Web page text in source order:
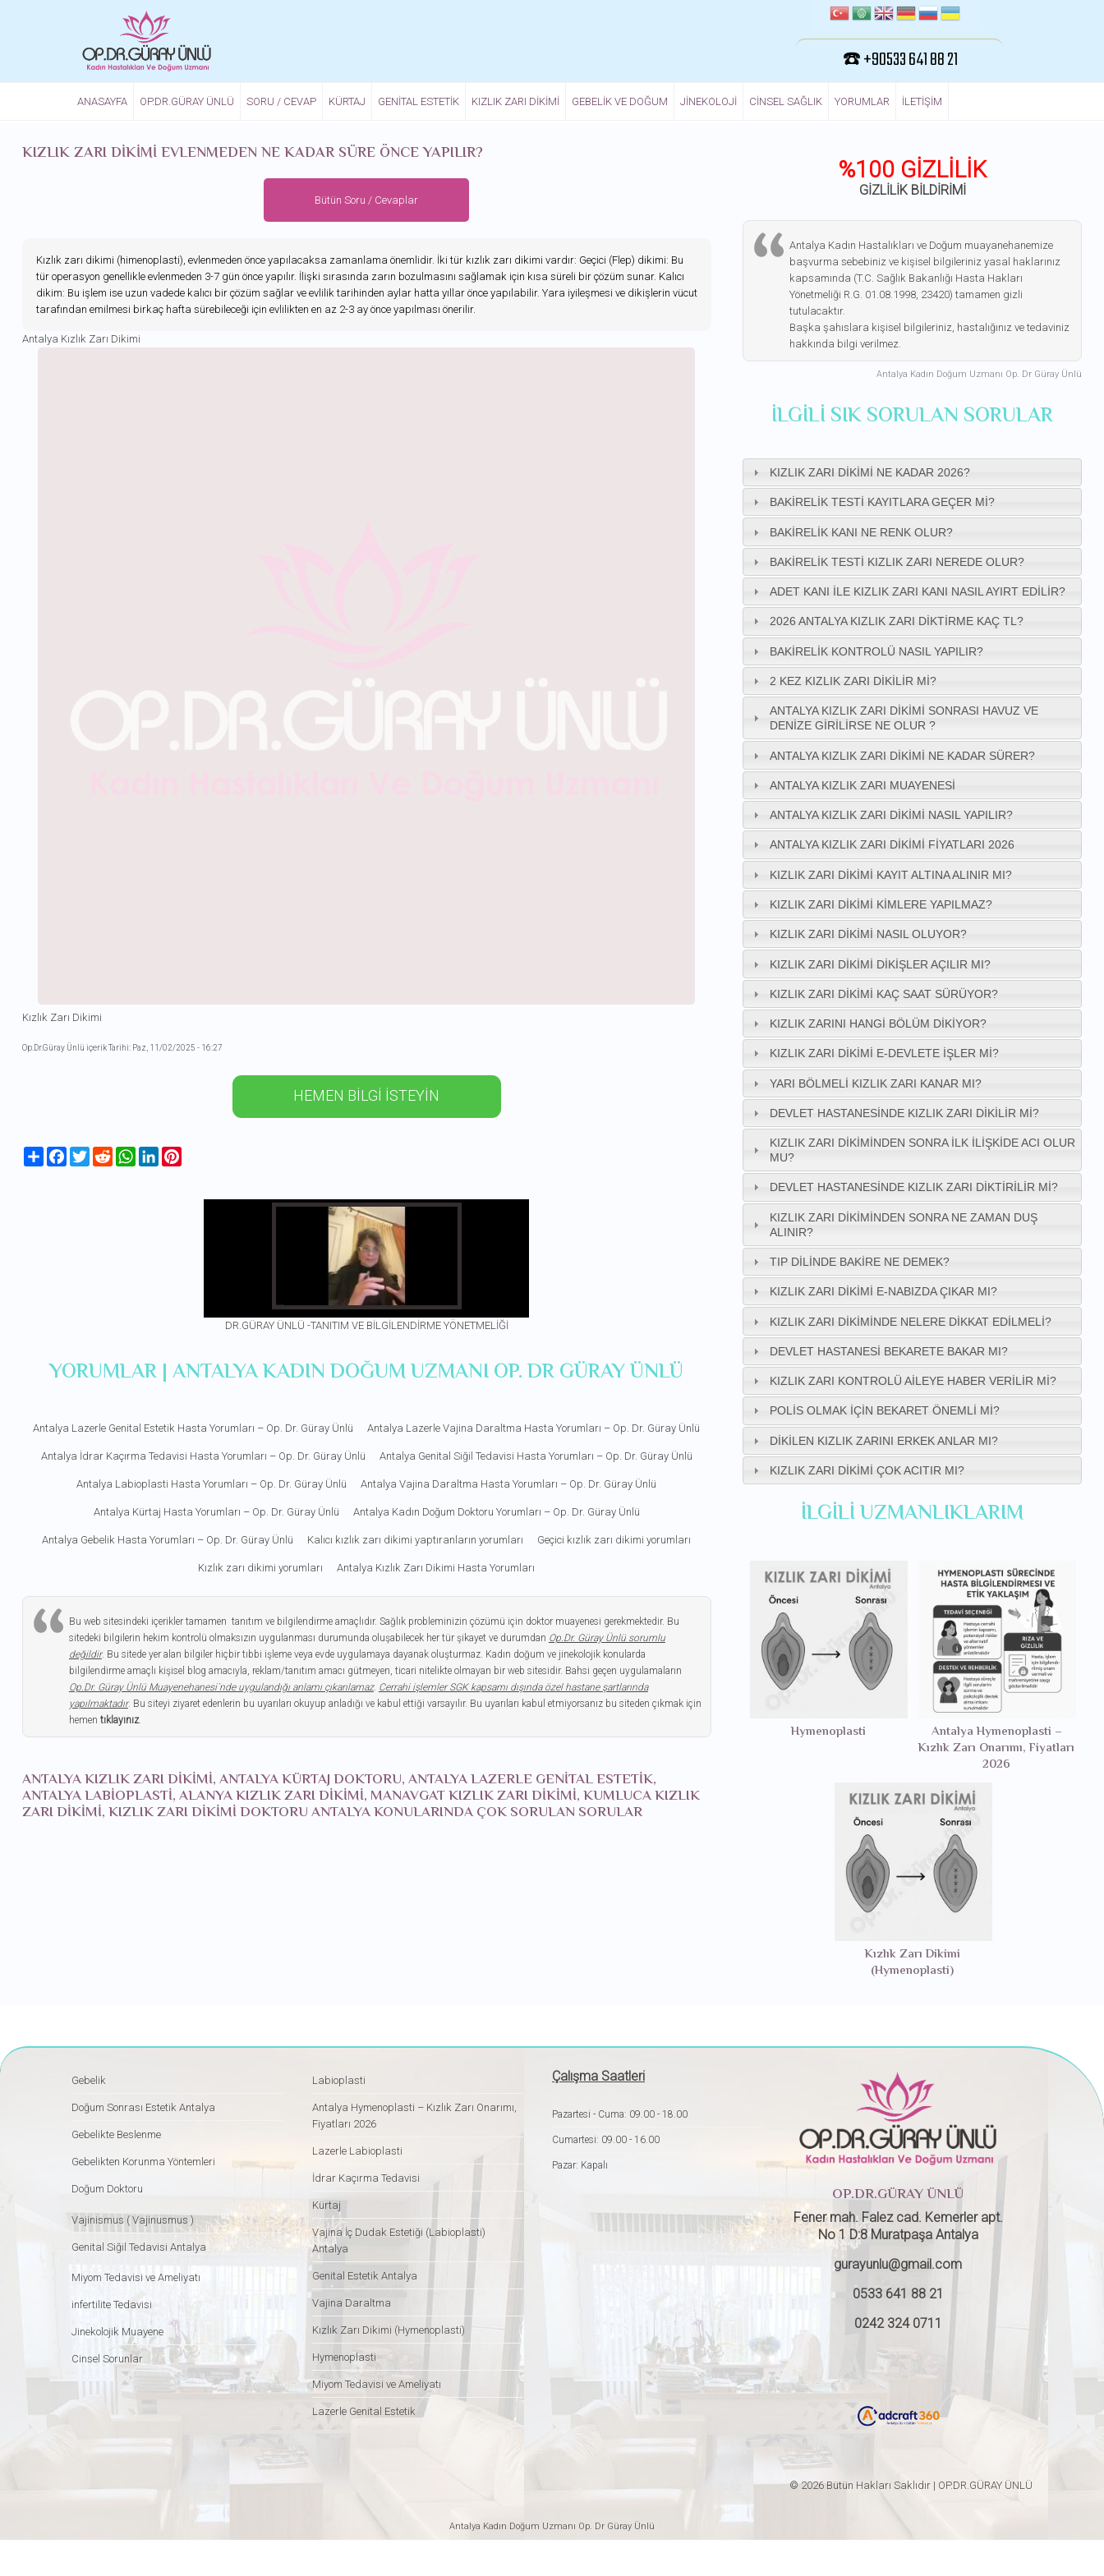
☎️ +90533 641 88 21
ANASAYFA OP.DR.GÜRAY ÜNLÜ SORU / CEVAP KÜRTAJ GENITAL ESTETIK KIZLIK ZARI DIKIMI GEBELIK VE DOĞUM JINEKOLOJI CINSEL SAĞLIK YORUMLAR ILETIŞIM
KIZLIK ZARI DIKIMI EVLENMEDEN NE KADAR SÜRE ÖNCE YAPILIR?
Bütün Soru / Cevaplar
Kızlık zarı dikimi (himenoplasti), evlenmeden önce yapılacaksa zamanlama önemlidir. İki tür kızlık zarı dikimi vardır: Geçici (Flep) dikimi: Bu
tür operasyon genellikle evlenmeden 3-7 gün önce yapılır. İlişki sırasında zarın bozulmasını sağlamak için kısa süreli bir çözüm sunar. Kalıcı
dikim: Bu işlem ise uzun vadede kalıcı bir çözüm sağlar ve evlilik tarihinden aylar hatta yıllar önce yapılabilir. Yara iyileşmesi ve dikişlerin vücut
tarafından emilmesi birkaç hafta sürebileceği için evlilikten en az 2-3 ay önce yapılması önerilir.
Antalya Kızlık Zarı Dikimi
Kızlık Zarı Dikimi
Op.Dr.Güray Ünlü içerik Tarihi: Paz, 11/02/2025 - 16:27
HEMEN BİLGİ İSTEYİN
Share Facebook
TwitterRedditWhatsApp
LinkedIn
DR.GÜRAY ÜNLÜ -TANITIM VE BİLGİLENDİRME YÖNETMELİĞİ
YORUMLAR | ANTALYA KADIN DOĞUM UZMANI OP. DR GÜRAY ÜNLÜ
Antalya Lazerle Genital Estetik Hasta Yorumları – Op. Dr. Güray Ünlü Antalya Lazerle Vajina Daraltma Hasta Yorumları – Op. Dr. Güray Ünlü
Antalya İdrar Kaçırma Tedavisi Hasta Yorumları – Op. Dr. Güray Ünlü Antalya Genital Siğil Tedavisi Hasta Yorumları – Op. Dr. Güray Ünlü
Antalya Labioplasti Hasta Yorumları – Op. Dr. Güray Ünlü Antalya Vajina Daraltma Hasta Yorumları – Op. Dr. Güray Ünlü
Antalya Kürtaj Hasta Yorumları – Op. Dr. Güray Ünlü Antalya Kadın Doğum Doktoru Yorumları – Op. Dr. Güray Ünlü
Antalya Gebelik Hasta Yorumları – Op. Dr. Güray Ünlü Kalıcı kızlık zarı dikimi yaptıranların yorumları Geçici kızlık zarı dikimi yorumları
Kızlık zarı dikimi yorumları Antalya Kızlık Zarı Dikimi Hasta Yorumları
Bu web sitesindeki içerikler tamamen tanıtım ve bilgilendirme amaçlıdır. Sağlık probleminizin çözümü için doktor muayenesi gerekmektedir. Bu
sitedeki bilgilerin hekim kontrolü olmaksızın uygulanması durumunda oluşabilecek her tür şikayet ve durumdan Op.Dr. Güray Ünlü sorumlu
değildir. Bu sitede yer alan bilgiler hiçbir tıbbi işleme veya evde uygulamaya dayanak oluşturmaz. Kadın doğum ve jinekolojik konularda
bilgilendirme amaçlı kişisel blog amacıyla, reklam/tanıtım amacı gütmeyen, ticari nitelikte olmayan bir web sitesidir. Bahsi geçen uygulamaların
Op.Dr. Güray Ünlü Muayenehanesi`nde uygulandığı anlamı çıkarılamaz. Cerrahi işlemler SGK kapsamı dışında özel hastane şartlarında
yapılmaktadır. Bu siteyi ziyaret edenlerin bu uyarıları okuyup anladığı ve kabul ettiği varsayılır. Bu uyarıları kabul etmiyorsanız bu siteden çıkmak için
hemen tıklayınız.
ANTALYA KIZLIK ZARI DIKIMI, ANTALYA KÜRTAJ DOKTORU, ANTALYA LAZERLE GENITAL ESTETIK,
ANTALYA LABIOPLASTI, ALANYA KIZLIK ZARI DIKIMI, MANAVGAT KIZLIK ZARI DIKIMI, KUMLUCA KIZLIK
ZARI DIKIMI, KIZLIK ZARI DIKIMI DOKTORU ANTALYA KONULARINDA ÇOK SORULAN SORULAR
%100 GİZLİLİK
GİZLİLİK BİLDİRİMİ
Antalya Kadın Hastalıkları ve Doğum muayanehanemize
başvurma sebebiniz ve kişisel bilgileriniz yasal haklarınız
kapsamında (T.C. Sağlık Bakanlığı Hasta Hakları
Yönetmeliği R.G. 01.08.1998, 23420) tamamen gizli
tutulacaktır.
Başka şahıslara kişisel bilgileriniz, hastalığınız ve tedaviniz
hakkında bilgi verilmez.
Antalya Kadın Doğum Uzmanı Op. Dr Güray Ünlü
ILGILI SIK SORULAN SORULAR
KIZLIK ZARI DIKIMI NE KADAR 2026?
BAKIRELIK TESTI KAYITLARA GEÇER MI?
BAKIRELIK KANI NE RENK OLUR?
BAKIRELIK TESTI KIZLIK ZARI NEREDE OLUR?
ADET KANI ILE KIZLIK ZARI KANI NASIL AYIRT EDILIR?
2026 ANTALYA KIZLIK ZARI DIKTIRME KAÇ TL?
BAKIRELIK KONTROLÜ NASIL YAPILIR?
2 KEZ KIZLIK ZARI DIKILIR MI?
ANTALYA KIZLIK ZARI DIKIMI SONRASI HAVUZ VE
DENIZE GIRILIRSE NE OLUR ?
ANTALYA KIZLIK ZARI DIKIMI NE KADAR SÜRER?
ANTALYA KIZLIK ZARI MUAYENESI
ANTALYA KIZLIK ZARI DIKIMI NASIL YAPILIR?
ANTALYA KIZLIK ZARI DIKIMI FIYATLARI 2026
KIZLIK ZARI DIKIMI KAYIT ALTINA ALINIR MI?
KIZLIK ZARI DIKIMI KIMLERE YAPILMAZ?
KIZLIK ZARI DIKIMI NASIL OLUYOR?
KIZLIK ZARI DIKIMI DIKIŞLER AÇILIR MI?
KIZLIK ZARI DIKIMI KAÇ SAAT SÜRÜYOR?
KIZLIK ZARINI HANGI BÖLÜM DIKIYOR?
KIZLIK ZARI DIKIMI E-DEVLETE İŞLER MI?
YARI BÖLMELI KIZLIK ZARI KANAR MI?
DEVLET HASTANESINDE KIZLIK ZARI DIKILIR MI?
KIZLIK ZARI DIKIMINDEN SONRA İLK İLIŞKIDE ACI OLUR
MU?
DEVLET HASTANESINDE KIZLIK ZARI DIKTIRILIR MI?
KIZLIK ZARI DIKIMINDEN SONRA NE ZAMAN DUŞ
ALINIR?
TIP DILINDE BAKIRE NE DEMEK?
KIZLIK ZARI DIKIMI E-NABIZDA ÇIKAR MI?
KIZLIK ZARI DIKIMINDE NELERE DIKKAT EDILMELI?
DEVLET HASTANESI BEKARETE BAKAR MI?
KIZLIK ZARI KONTROLÜ AILEYE HABER VERILIR MI?
POLIS OLMAK İÇIN BEKARET ÖNEMLI MI?
DIKILEN KIZLIK ZARINI ERKEK ANLAR MI?
KIZLIK ZARI DIKIMI ÇOK ACITIR MI?
İLGILI UZMANLIKLARIM
Hymenoplasti
Antalya Hymenoplasti –
Kızlık Zarı Onarımı, Fiyatları
2026
Kızlık Zarı Dikimi
(Hymenoplasti)
Gebelik
Doğum Sonrası Estetik Antalya
Gebelikte Beslenme
Gebelikten Korunma Yöntemleri
Doğum Doktoru
Vajinismus ( Vajinusmus )
Genital Siğil Tedavisi Antalya
Miyom Tedavisi ve Ameliyatı
infertilite Tedavisi
Jinekolojik Muayene
Cinsel Sorunlar
Labioplasti
Antalya Hymenoplasti – Kızlık Zarı Onarımı,
Fiyatları 2026
Lazerle Labioplasti
İdrar Kaçırma Tedavisi
Kürtaj
Vajina İç Dudak Estetiği (Labioplasti)
Antalya
Genital Estetik Antalya
Vajina Daraltma
Kızlık Zarı Dikimi (Hymenoplasti)
Hymenoplasti
Miyom Tedavisi ve Ameliyatı
Lazerle Genital Estetik
Çalışma Saatleri
Pazartesi - Cuma: 09.00 - 18.00
Cumartesi: 09.00 - 16.00
Pazar: Kapalı
OP.DR.GÜRAY ÜNLÜ
Fener mah. Falez cad. Kemerler apt.
No 1 D:8 Muratpaşa Antalya
gurayunlu@gmail.com
0533 641 88 21
0242 324 0711
© 2026 Bütün Hakları Saklıdır | OP.DR.GÜRAY ÜNLÜ
Antalya Kadın Doğum Uzmanı Op. Dr Güray Ünlü